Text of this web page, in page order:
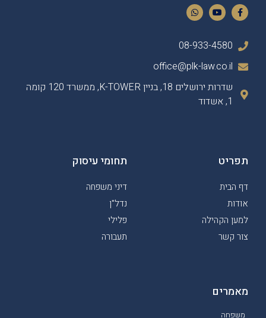
08-933-4580
office@plk-law.co.il
שדרות ירושלים 18, בניין K-TOWER, ממשרד 120 קומה
1, אשדוד
תפריט
דף הבית
אודות
למען הקהילה
צור קשר
תחומי עיסוק
דיני משפחה
נדל"ן
פלילי
תעבורה
מאמרים
משפחה